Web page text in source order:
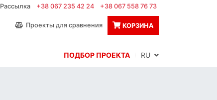
Рассылка +38 067 235 42 24 +38 067 558 76 73
Проекты для сравнения КОРЗИНА
ПОДБОР ПРОЕКТА